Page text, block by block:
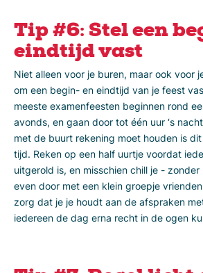
Tip #6: Stel een
eindtijd vast
Niet alleen voor je buren, maar ook voor
om een begin- en eindtijd van je feest
meeste examenfeesten beginnen rond
avonds, en gaan door tot één uur ‘s
met de buurt rekening moet houden is
tijd. Reken op een half uurtje voordat
uitgerold is, en misschien chill je -
even door met een klein groepje
zorg dat je je houdt aan de afspraken
iedereen de dag erna recht in de ogen